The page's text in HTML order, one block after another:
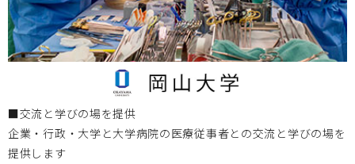
6月22日（日）テレビせとうち「プライド せとうち経済のチ
カラ」にてBIZEN活動を紹介
岡山大学
5月27日（金） 第17回 BIZEN活動発信会 開催のお知ら
■交流と学びの場を提供
企業・行政・大学と大学病院の医療従事者との交流と学びの場を
提供します